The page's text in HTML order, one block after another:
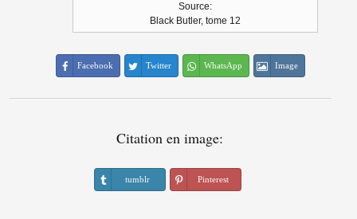
Source:
Black Butler, tome 12
Facebook Twitter WhatsApp Image
Citation en image:
tumblr Pinterest